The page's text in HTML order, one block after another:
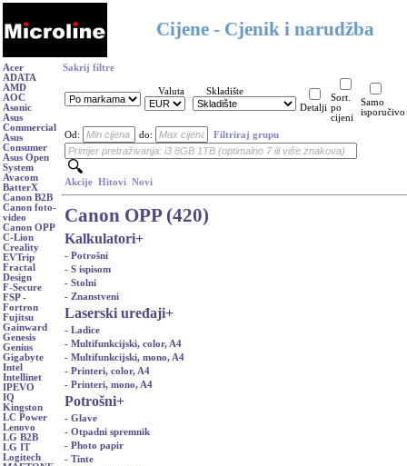
Cijene - Cjenik i narudžba
Acer
ADATA
AMD
AOC
Asonic
Asus
Commercial
Asus
Consumer
Asus Open
System
Avacom
BatterX
Canon B2B
Canon foto-
video
Canon OPP
C-Lion
Creality
EVTrip
Fractal
Design
F-Secure
FSP -
Fortron
Fujitsu
Gainward
Genesis
Genius
Gigabyte
Intel
Intellinet
IPEVO
IQ
Kingston
LC Power
Lenovo
LG B2B
LG IT
Logitech
Sakrij filtre
Valuta
Skladište
Detalji
Sort.
po
cijeni
Samo
isporučivo
Od: do: Filtriraj grupu
Akcije Hitovi Novi
Canon OPP (420)
Kalkulatori+
- Potrošni
- S ispisom
- Stolni
- Znanstveni
Laserski uređaji+
- Ladice
- Multifunkcijski, color, A4
- Multifunkcijski, mono, A4
- Printeri, color, A4
- Printeri, mono, A4
Potrošni+
- Glave
- Otpadni spremnik
- Photo papir
- Tinte